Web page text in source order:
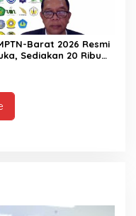
Barat 2026 Resmi
Sediakan 20 Ribu